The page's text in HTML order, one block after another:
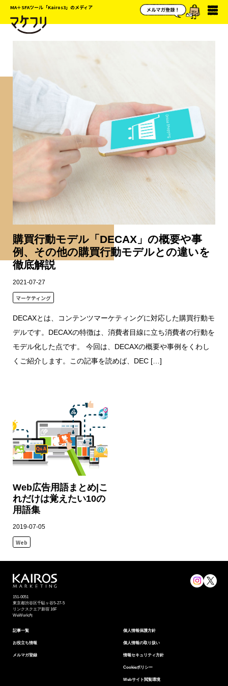
MA＋SFAツール「Kairos3」のメディア
購買行動モデル「DECAX」の概要や事
例、その他の購買行動モデルとの違いを
徹底解説
2021-07-27
マーケティング
DECAXとは、コンテンツマーケティングに対応した購買行動モ
デルです。DECAXの特徴は、消費者目線に立ち消費者の行動を
モデル化した点です。 今回は、DECAXの概要や事例をくわし
くご紹介します。この記事を読めば、DEC […]
Web広告用語まとめ|こ
れだけは覚えたい10の
用語集
2019-07-05
Web
151-0051
東京都渋⾕区千駄ヶ谷5-27-5
リンクスクエア新宿 16F
WeWork内
記事一覧
お役立ち情報
メルマガ登録
個⼈情報保護⽅針
個人情報の取り扱い
情報セキュリティ⽅針
Cookieポリシー
Webサイト閲覧環境